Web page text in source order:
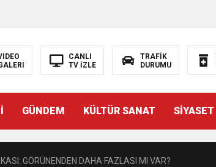
CANLI
TV İZLE
TRAFİK
DURUMU
GÜNDEM KÜLTÜR SANAT SİYASET
SEVGİ SELİ
GÖRÜNENDEN DAHA FAZLASI MI VAR?